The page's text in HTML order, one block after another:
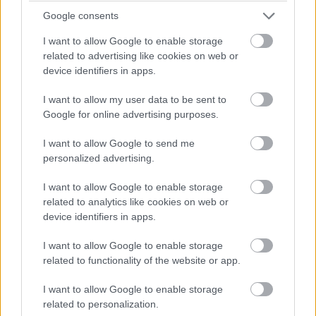
Google consents
I want to allow Google to enable storage
related to advertising like cookies on web or
device identifiers in apps.
I want to allow my user data to be sent to
Google for online advertising purposes.
I want to allow Google to send me
personalized advertising.
I want to allow Google to enable storage
related to analytics like cookies on web or
device identifiers in apps.
I want to allow Google to enable storage
related to functionality of the website or app.
I want to allow Google to enable storage
related to personalization.
Gellérfi Gergő
3 napja
Marko szerint a szurkolók nem tudják, mi
A Red Bull korábbi tanácsadója, Helmut Marko szerint ugyan
látványosabbá váltak a Formula–1-es futamok a 2026-os
szabályok bevezetése óta, de sok előzés nem feltétlenül a
versenyzők képességeit tükrözi. Az osztrák szakember úgy véli,
a szurkolók többsége nem is tudja, hogy számos manőver
hátterében technikai okok állnak.
A Blick veterán újságírója, Roger Benoit arról írt, hogy barátai,
Bernie Ecclestone, Peter Sauber és Marko továbbra is szinte